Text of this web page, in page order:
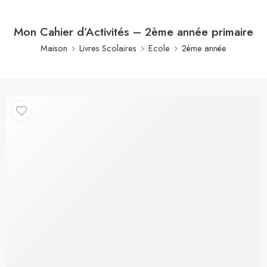
Mon Cahier d’Activités – 2ème année primaire
Maison Livres Scolaires Ecole 2ème année